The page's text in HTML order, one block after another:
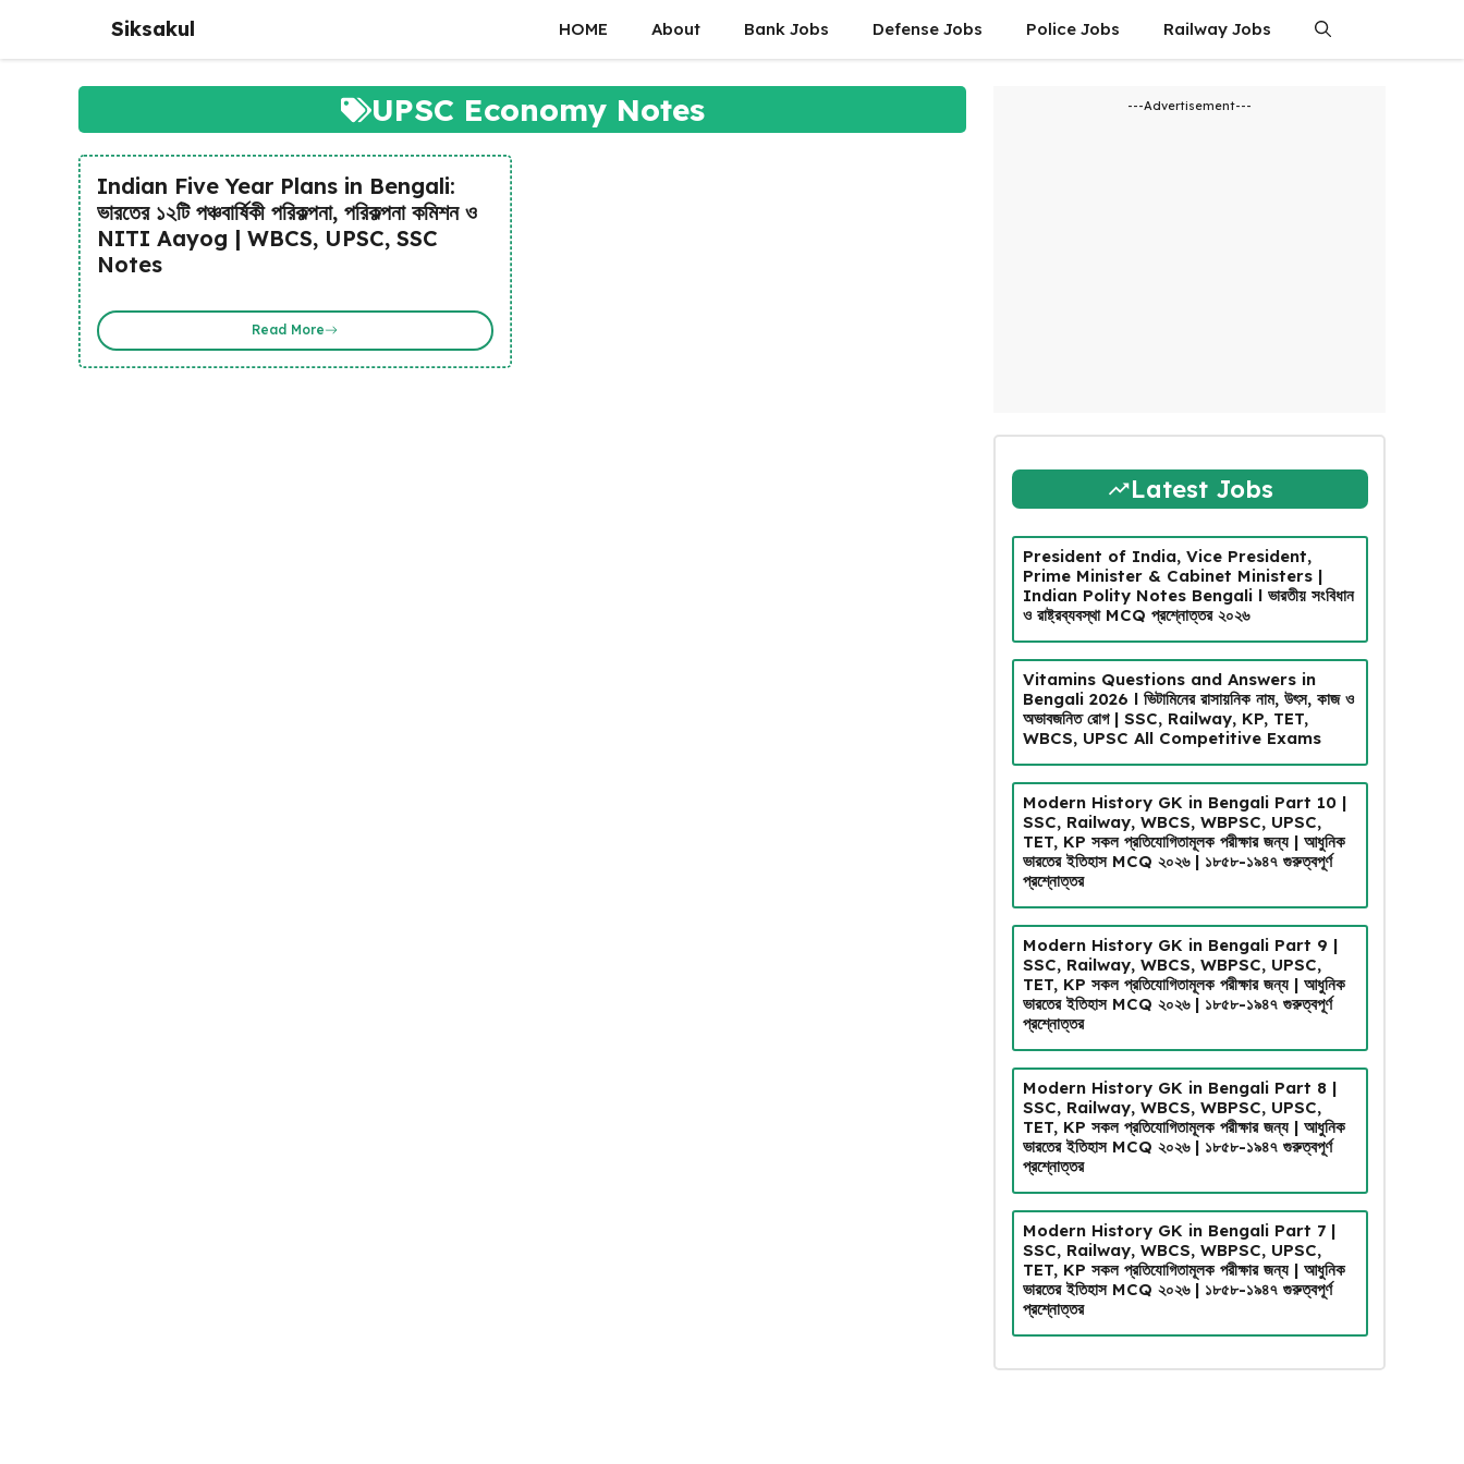
content
Siksakul HOME About Bank Jobs Defense Jobs Police Jobs Railway Jobs
UPSC Economy Notes
Indian Five Year Plans in Bengali:
ভারতের ১২টি পঞ্চবার্ষিকী পরিকল্পনা, পরিকল্পনা কমিশন ও
NITI Aayog | WBCS, UPSC, SSC
Notes
Read More
---Advertisement---
Latest Jobs
President of India, Vice President,
Prime Minister & Cabinet Ministers |
Indian Polity Notes Bengali l ভারতীয় সংবিধান
ও রাষ্ট্রব্যবস্থা MCQ প্রশ্নোত্তর ২০২৬
Vitamins Questions and Answers in
Bengali 2026 l ভিটামিনের রাসায়নিক নাম, উৎস, কাজ ও
অভাবজনিত রোগ | SSC, Railway, KP, TET,
WBCS, UPSC All Competitive Exams
Modern History GK in Bengali Part 10 |
SSC, Railway, WBCS, WBPSC, UPSC,
TET, KP সকল প্রতিযোগিতামূলক পরীক্ষার জন্য | আধুনিক
ভারতের ইতিহাস MCQ ২০২৬ | ১৮৫৮-১৯৪৭ গুরুত্বপূর্ণ
প্রশ্নোত্তর
Modern History GK in Bengali Part 9 |
SSC, Railway, WBCS, WBPSC, UPSC,
TET, KP সকল প্রতিযোগিতামূলক পরীক্ষার জন্য | আধুনিক
ভারতের ইতিহাস MCQ ২০২৬ | ১৮৫৮-১৯৪৭ গুরুত্বপূর্ণ
প্রশ্নোত্তর
Modern History GK in Bengali Part 8 |
SSC, Railway, WBCS, WBPSC, UPSC,
TET, KP সকল প্রতিযোগিতামূলক পরীক্ষার জন্য | আধুনিক
ভারতের ইতিহাস MCQ ২০২৬ | ১৮৫৮-১৯৪৭ গুরুত্বপূর্ণ
প্রশ্নোত্তর
Modern History GK in Bengali Part 7 |
SSC, Railway, WBCS, WBPSC, UPSC,
TET, KP সকল প্রতিযোগিতামূলক পরীক্ষার জন্য | আধুনিক
ভারতের ইতিহাস MCQ ২০২৬ | ১৮৫৮-১৯৪৭ গুরুত্বপূর্ণ
প্রশ্নোত্তর